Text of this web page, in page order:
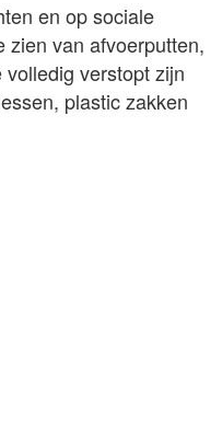
en op sociale
zien van afvoerputten,
verstopt zijn
plastic zakken